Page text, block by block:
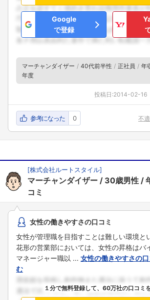
Google
で登録
マーチャンダイザー 40代前半性 正社員 年
年度
投稿日:2014-02-16
参考になった 0 不
[株式会社ルートスタイル]
マーチャンダイザー 30歳男性
コミ
女性の働きやすさの口コミ
女性が管理職を目指すことは難しい環境と
花形の営業部においては、女性の昇格はバ
マネージャー職以 ... 女性の働きやすさの
む
１分で無料登録して、60万社の口コミ